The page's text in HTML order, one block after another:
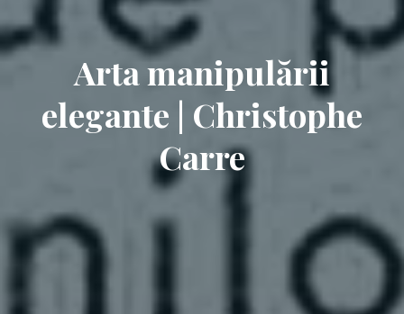
Arta manipulării
elegante | Christophe
Carre